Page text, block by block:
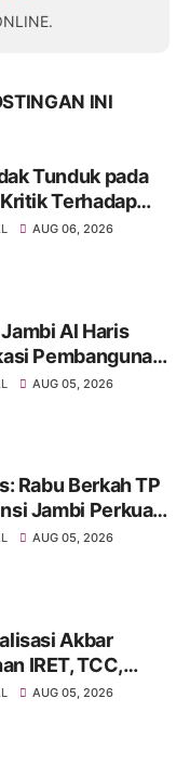
INI
Tunduk pada
Terhadap
oleh
AUG 06, 2026
Al Haris
Pembangunan
dan Lokasi
AUG 05, 2026
Rabu Berkah TP
Jambi Perkuat
dan
AUG 05, 2026
Akbar
IRET, TCC,
dan Bahaya
AUG 05, 2026